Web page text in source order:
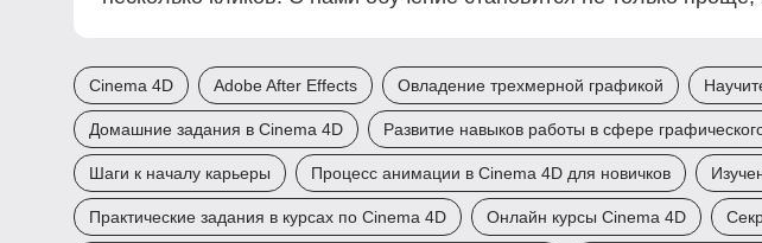
Cinema 4D Adobe After Effects Овладение трехмерной графикой
Домашние задания в Cinema 4D Развитие навыков работы в сфере
Шаги к началу карьеры Процесс анимации в Cinema 4D для новичков
Практические задания в курсах по Cinema 4D Онлайн курсы Cinema 4D